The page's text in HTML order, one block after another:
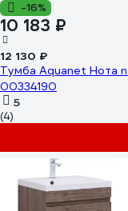
-16%
10 183 ₽
12 130 ₽
Тумба Aquanet Нота
00334190
5
(4)